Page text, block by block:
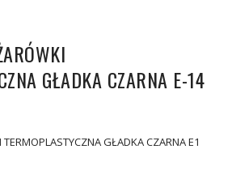
GŁADKA CZARNA E-14
GŁADKA CZARNA E1